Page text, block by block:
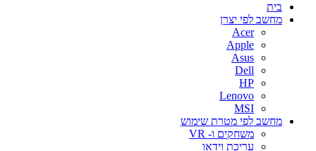
בית
מחשב לפי יצרן
Acer
Apple
Asus
Dell
HP
Lenovo
MSI
מחשב לפי מטרת שימוש
משחקים ו- VR
עריכת וידאו